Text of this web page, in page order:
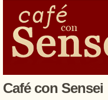
Café con Sensei